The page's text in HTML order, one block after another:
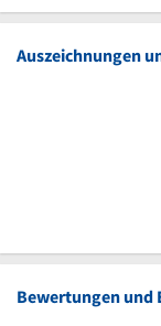
Auszeichnungen
Bewertungen und